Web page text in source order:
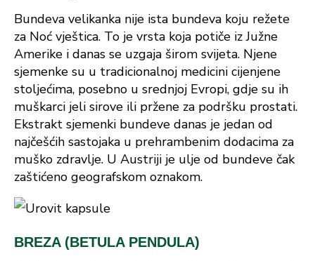
Bundeva velikanka nije ista bundeva koju režete
za Noć vještica. To je vrsta koja potiče iz Južne
Amerike i danas se uzgaja širom svijeta. Njene
sjemenke su u tradicionalnoj medicini cijenjene
stoljećima, posebno u srednjoj Evropi, gdje su ih
muškarci jeli sirove ili pržene za podršku prostati.
Ekstrakt sjemenki bundeve danas je jedan od
najčešćih sastojaka u prehrambenim dodacima za
muško zdravlje. U Austriji je ulje od bundeve čak
zaštićeno geografskom oznakom.
BREZA (BETULA PENDULA)